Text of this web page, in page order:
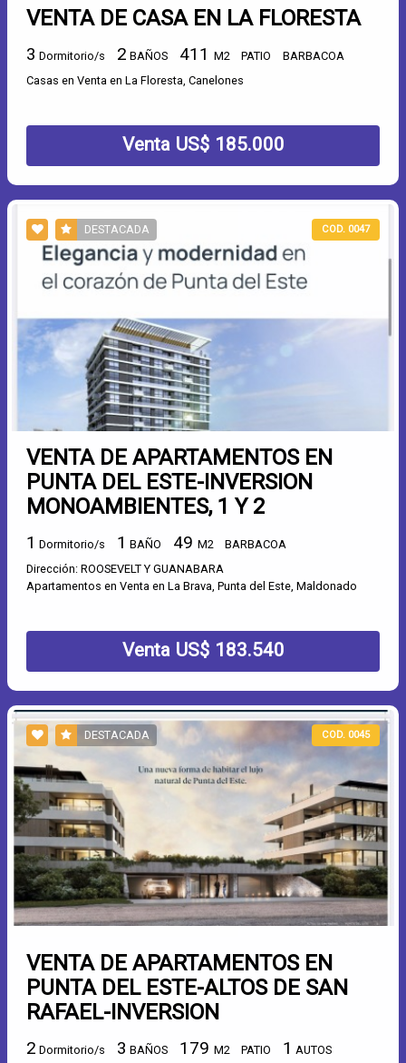
VENTA DE CASA EN LA FLORESTA
3 Dormitorio/s 2 BAÑOS 411 M2 PATIO
BARBACOA
Casas en Venta en La Floresta, Canelones
Venta US$ 185.000
DESTACADA COD. 0047
VENTA DE APARTAMENTOS EN
PUNTA DEL ESTE-INVERSION
MONOAMBIENTES, 1 Y 2
1 Dormitorio/s 1 BAÑO 49 M2
BARBACOA
Dirección: ROOSEVELT Y GUANABARA
Apartamentos en Venta en La Brava, Punta del Este, Maldonado
Venta US$ 183.540
DESTACADA COD. 0045
VENTA DE APARTAMENTOS EN
PUNTA DEL ESTE-ALTOS DE SAN
RAFAEL-INVERSION
2 Dormitorio/s 3 BAÑOS 179 M2 PATIO 1 AUTOS